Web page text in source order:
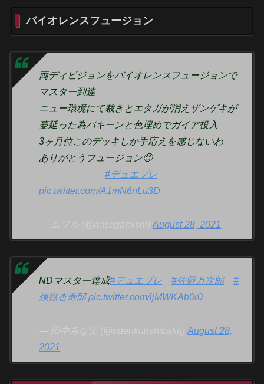
バイオレンスフュージョン
両ディビジョンをバイオレンスフュージョンで
マスター到達
ニュー環境にて裁きとエタガが消えザンゲキが
蔓延った為バキーンと色埋めでガイア投入
3ヶ月位このデッキしか手応えを感じないわ
ありがとうフュージョン🥺
#デュエプレ
pic.twitter.com/A1mN6nLu3D
— ムフル (@nasagatoishi)August 28, 2021
NDマスター達成#デュエプレ #佐野万次郎
#
煉獄杏寿郎 pic.twitter.com/ijMWKAb0r0
— 田中みな実 (@odenkunshibaku)August 28,
2021